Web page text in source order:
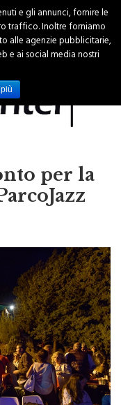
per la
e gli annunci, fornire le
traffico. Inoltre forniamo
alle agenzie pubblicitarie,
e ai social media nostri